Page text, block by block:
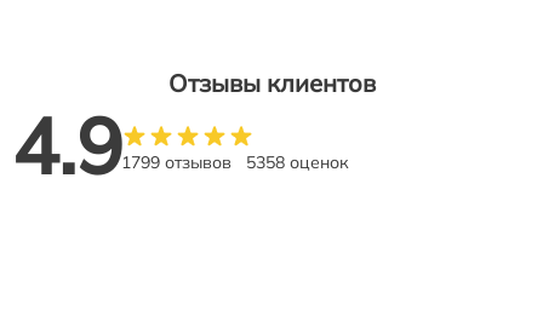
Отзывы клиентов
4.91799 отзывов 5358 оценок